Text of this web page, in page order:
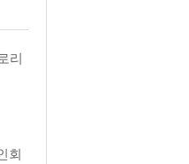
해리
회